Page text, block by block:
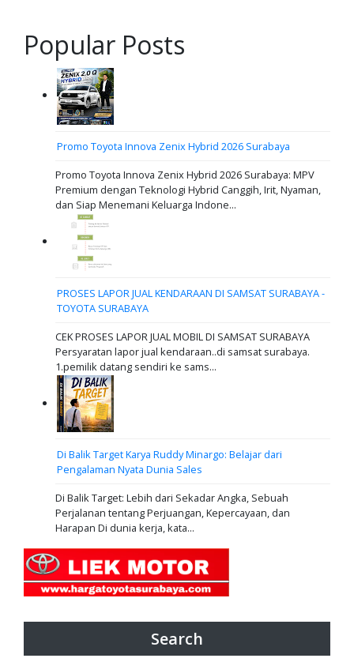
Popular Posts
Promo Toyota Innova Zenix Hybrid 2026 Surabaya
Promo Toyota Innova Zenix Hybrid 2026 Surabaya: MPV
Premium dengan Teknologi Hybrid Canggih, Irit, Nyaman,
dan Siap Menemani Keluarga Indone...
PROSES LAPOR JUAL KENDARAAN DI SAMSAT SURABAYA -
TOYOTA SURABAYA
CEK PROSES LAPOR JUAL MOBIL DI SAMSAT SURABAYA
Persyaratan lapor jual kendaraan..di samsat surabaya.
1.pemilik datang sendiri ke sams...
Di Balik Target Karya Ruddy Minargo: Belajar dari
Pengalaman Nyata Dunia Sales
Di Balik Target: Lebih dari Sekadar Angka, Sebuah
Perjalanan tentang Perjuangan, Kepercayaan, dan
Harapan Di dunia kerja, kata...
Search